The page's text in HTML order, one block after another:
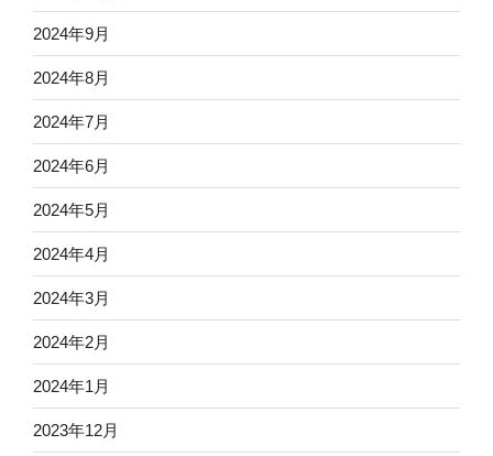
2024年9月
2024年8月
2024年7月
2024年6月
2024年5月
2024年4月
2024年3月
2024年2月
2024年1月
2023年12月